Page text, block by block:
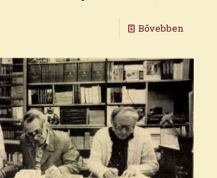
Bővebben